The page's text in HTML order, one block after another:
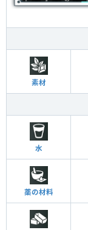
素材
水
薬の材料